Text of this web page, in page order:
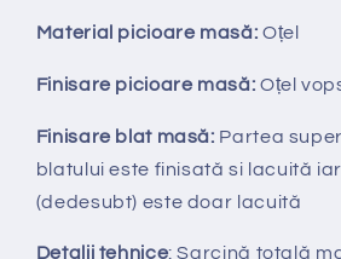
Material picioare masă: Oțel
Finisare picioare masă: Oțel
Finisare blat masă: Partea
blatului este finisată si lacuită
(dedesubt) este doar lacuită
Detalii tehnice: Sarcină totală